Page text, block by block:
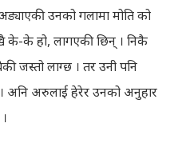
उनको गलामा मोति को
के-के हो, लागएकी छिन् । निकै
जस्तो लाग्छ । तर उनी पनि
अनि अरुलाई हेरेर उनको अनुहार